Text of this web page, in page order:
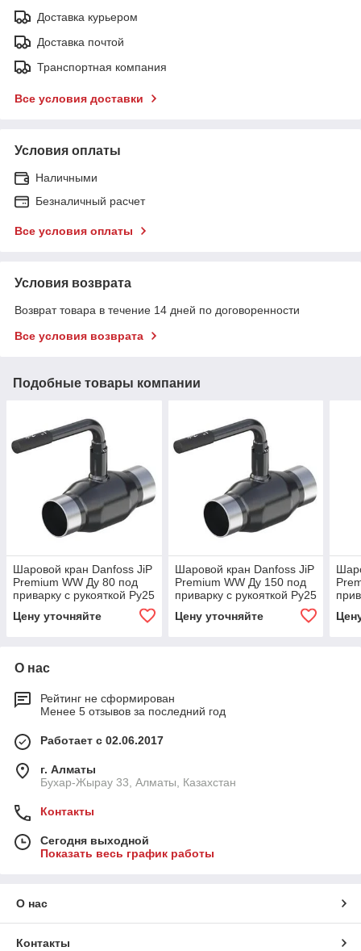
Доставка курьером
Доставка почтой
Транспортная компания
Все условия доставки
Условия оплаты
Наличными
Безналичный расчет
Все условия оплаты
Условия возврата
Возврат товара в течение 14 дней по договоренности
Все условия возврата
Подобные товары компании
Шаровой кран Danfoss JiP
Premium WW Ду 80 под
приварку с рукояткой Ру25
Цену уточняйте
Шаровой кран Danfoss JiP
Premium WW Ду 150 под
приварку с рукояткой Ру25
Цену уточняйте
О нас
Рейтинг не сформирован
Менее 5 отзывов за последний год
Работает с 02.06.2017
г. Алматы
Бухар-Жырау 33, Алматы, Казахстан
Контакты
Сегодня выходной
Показать весь график работы
О нас
Контакты